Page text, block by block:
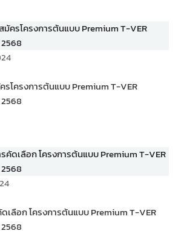
รโครงการต้นแบบ Premium T-VER
เลือก โครงการต้นแบบ Premium T-VER